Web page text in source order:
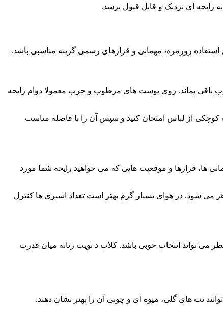
باقی بماند. روی پوست های مرطوب و چرب معمولا دوام رایحه
از لباس امتحان کنید و سپس آن را با فاصله مناسب
قرارها و موقعیت هایی که می خواهید رایحه شما مورد
می شود. در هوای بسیار گرم بهتر است تعداد اسپری ها کنترل
می تواند انتخاب خوبی باشد. کلاب د نویت زنانه میان قدرت
نت های گلی، میوه ای و چوبی آن را بهتر نشان دهند.